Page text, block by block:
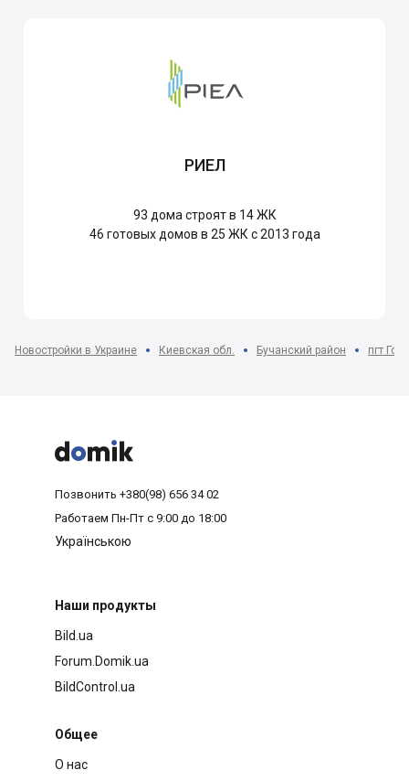
РИЕЛ
93 дома строят в 14 ЖК
46 готовых домов в 25 ЖК с 2013 года
Новостройки в Украине Киевская обл. Бучанский район пгт



Позвонить +380(98) 656 34 02
Работаем Пн-Пт с 9:00 до 18:00
Українською
Наши продукты
Bild.ua
Forum.Domik.ua
BildControl.ua
Общее
О нас